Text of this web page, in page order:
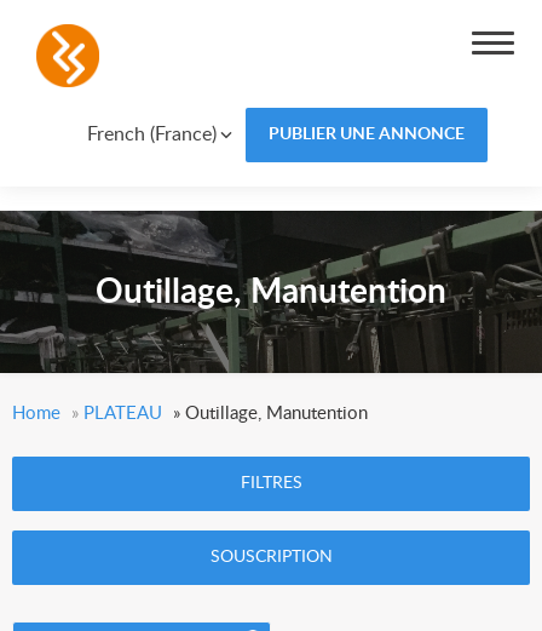
French (France) PUBLIER UNE ANNONCE
Outillage, Manutention
Home » PLATEAU » Outillage, Manutention
FILTRES
SOUSCRIPTION